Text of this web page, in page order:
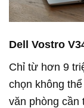
Dell Vostro
Chỉ từ hơn 9
chọn không
văn phòng cần